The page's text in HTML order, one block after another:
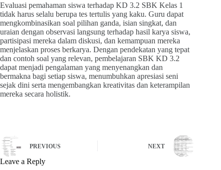
Evaluasi pemahaman siswa terhadap KD 3.2 SBK Kelas 1
tidak harus selalu berupa tes tertulis yang kaku. Guru dapat
mengkombinasikan soal pilihan ganda, isian singkat, dan
uraian dengan observasi langsung terhadap hasil karya siswa,
partisipasi mereka dalam diskusi, dan kemampuan mereka
menjelaskan proses berkarya. Dengan pendekatan yang tepat
dan contoh soal yang relevan, pembelajaran SBK KD 3.2
dapat menjadi pengalaman yang menyenangkan dan
bermakna bagi setiap siswa, menumbuhkan apresiasi seni
sejak dini serta mengembangkan kreativitas dan keterampilan
mereka secara holistik.
PREVIOUS NEXT
Leave a Reply